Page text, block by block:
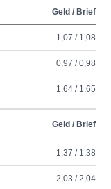
Geld / Brief
1,07 / 1,08
0,97 / 0,98
1,64 / 1,65
Geld / Brief
1,37 / 1,38
2,03 / 2,04